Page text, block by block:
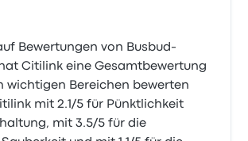
Bewertungen von Busbud-
Citilink eine Gesamtbewertung
wichtigen Bereichen bewerten
mit 2.1/5 für Pünktlichkeit
mit 3.5/5 für die